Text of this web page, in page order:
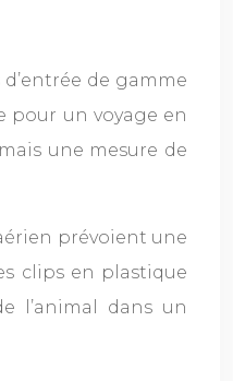
de gamme
pour un voyage en
une mesure de
prévoient une
clips en plastique
l’animal dans un